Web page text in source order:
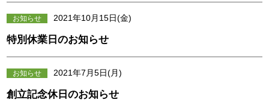
お知らせ 2021年10月15日(金)
特別休業日のお知らせ
お知らせ 2021年7月5日(月)
創立記念休日のお知らせ